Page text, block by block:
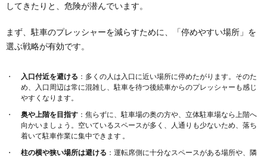
してきたりと、危険が潜んでいます。
まず、駐車のプレッシャーを減らすために、「停めやすい場所」を
選ぶ戦略が有効です。
入口付近を避ける ：多くの人は入口に近い場所に停めたがります。そのた
め、入口周辺は常に混雑し、駐車を待つ後続車からのプレッシャーも感じ
やすくなります。
奥や上階を目指す ：焦らずに、駐車場の奥の方や、立体駐車場なら上階へ
向かいましょう。空いているスペースが多く、人通りも少ないため、落ち
着いて駐車作業に集中できます 。
柱の横や狭い場所は避ける ：運転席側に十分なスペースがある場所や、隣